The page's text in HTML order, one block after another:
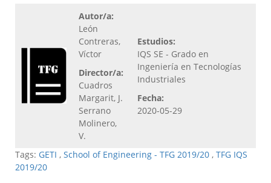
Autor/a:
León
Contreras,
Víctor
Director/a:
Cuadros
Margarit, J.
Serrano
Molinero,
V.
Estudios:
IQS SE - Grado en
Ingeniería en Tecnologías
Industriales
Fecha:
2020-05-29
Tags: GETI , School of Engineering - TFG 2019/20 , TFG IQS
2019/20